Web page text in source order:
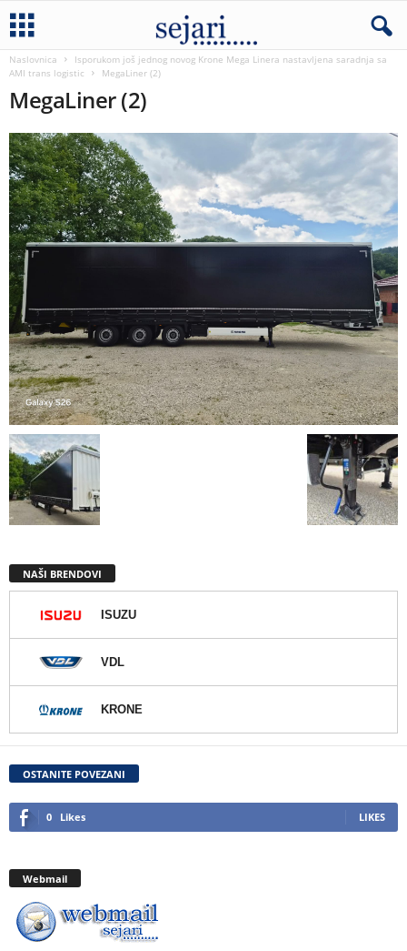
Naslovnica
Isporukom još jednog novog Krone Mega Linera nastavljena saradnja sa
AMI trans logistic
MegaLiner (2)
MegaLiner (2)
NAŠI BRENDOVI
ISUZU
VDL
KRONE
OSTANITE POVEZANI
0 Likes LIKES
Webmail